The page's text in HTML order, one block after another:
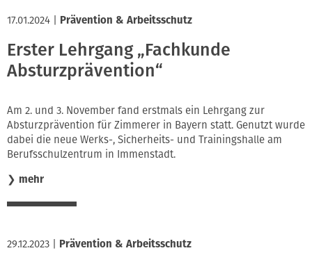
17.01.2024 Prävention & Arbeitsschutz
Erster Lehrgang „Fachkunde
Absturzprävention“
Am 2. und 3. November fand erstmals ein Lehrgang zur
Absturzprävention für Zimmerer in Bayern statt. Genutzt wurde
dabei die neue Werks-, Sicherheits- und Trainingshalle am
Berufsschulzentrum in Immenstadt.
❯ mehr
29.12.2023 Prävention & Arbeitsschutz